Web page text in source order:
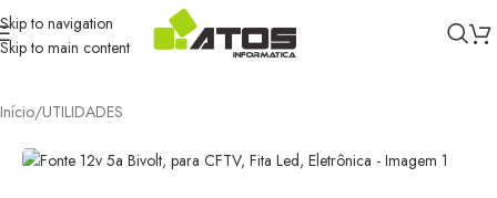
Skip to navigation
Skip to main content
Início/UTILIDADES